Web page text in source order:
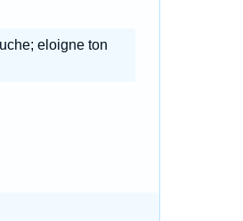
eloigne ton